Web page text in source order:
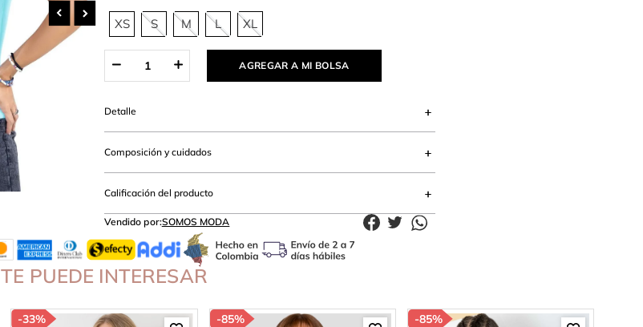
XS S M L XL
AGREGAR A MI BOLSA
Detalle
Composición y cuidados
Calificación del producto
Vendido por:SOMOS MODA
TE PUEDE INTERESAR
-33% -85% -85%